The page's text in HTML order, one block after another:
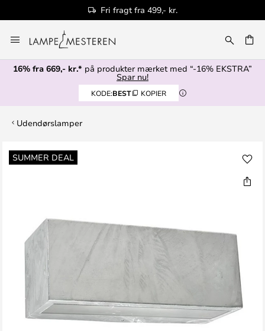
Fri fragt fra 499,- kr.
to
Content
16% fra 669,- kr.* på produkter mærket med “-16% EKSTRA”
Spar nu!
KODE:BEST KOPIER
Udendørslamper
SUMMER DEAL
Gå
til